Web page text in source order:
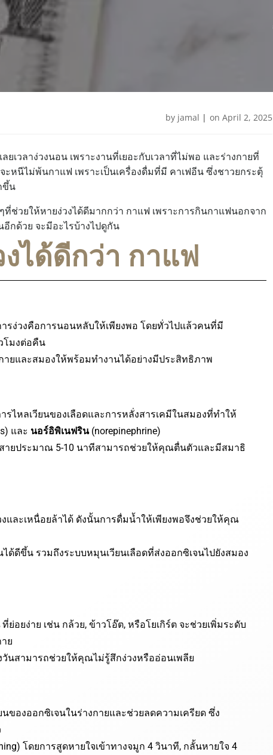
ตรหวย ! คำนวนสถิติเพื่อเพิ่มโอกาสถู
by jamal | on April 2, 2025
เวลาง่วงนอน เพราะงานที่เยอะกับเวลาที่ไม่พอ และร่างกายที่
หนีไม่พ้นกาแฟ เพราะเป็นเครื่องดื่มที่มี คาเฟอีน ซึ่งชาวยกระตุ้
ขึ้น
ที่ช่วยให้หายง่วงได้ดีมากกว่า กาแฟ เพราะการกินกาแฟนอกจาก
อีกด้วย จะมีอะไรบ้างไปดูกัน
ได้ดีกว่า กาแฟ
รง่วงคือการนอนหลับให้เพียงพอ โดยทั่วไปแล้วคนที่มี
โมงต่อคืน
และสมองให้พร้อมทำงานได้อย่างมีประสิทธิภาพ
รไหลเวียนของเลือดและการหลั่งสารเคมีในสมองที่ทำให้
และ นอร์อิพิเนฟริน(norepinephrine)
สายประมาณ 5-10 นาทีสามารถช่วยให้คุณตื่นตัวและมีสมาธิ
และเหนื่อยล้าได้ ดังนั้นการดื่มน้ำให้เพียงพอจึงช่วยให้คุณ
ด้ดีขึ้น รวมถึงระบบหมุนเวียนเลือดที่ส่งออกซิเจนไปยังสมอง
ที่ย่อยง่าย เช่น กล้วย, ข้าวโอ๊ต, หรือโยเกิร์ต จะช่วยเพิ่มระดับ
ย
วันสามารถช่วยให้คุณไม่รู้สึกง่วงหรืออ่อนเพลีย
ของออกซิเจนในร่างกายและช่วยลดความเครียด ซึ่ง
โดยการสูดหายใจเข้าทางจมูก 4 วินาที, กลั้นหายใจ 4